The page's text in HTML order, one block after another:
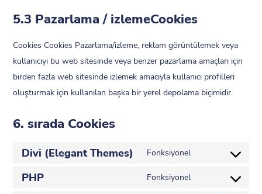
5.3 Pazarlama / izlemeCookies
Cookies Cookies Pazarlama/izleme, reklam görüntülemek veya
kullanıcıyı bu web sitesinde veya benzer pazarlama amaçları için
birden fazla web sitesinde izlemek amacıyla kullanıcı profilleri
oluşturmak için kullanılan başka bir yerel depolama biçimidir.
6. sırada Cookies
Divi (Elegant Themes) Fonksiyonel
PHP Fonksiyonel